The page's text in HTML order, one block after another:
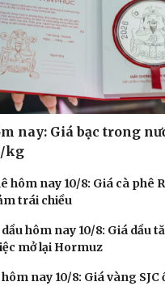
nay: Giá bạc trong
kg
hôm nay 10/8: Giá cà phê
trái chiều
hôm nay 10/8: Giá dầu
mở lại Hormuz
nay 10/8: Giá vàng SJC